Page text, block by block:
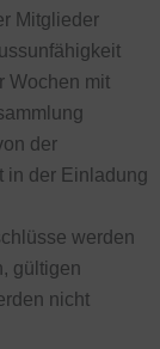
Mitglieder
Wochen mit
der
in der Einladung
werden
gültigen
nicht